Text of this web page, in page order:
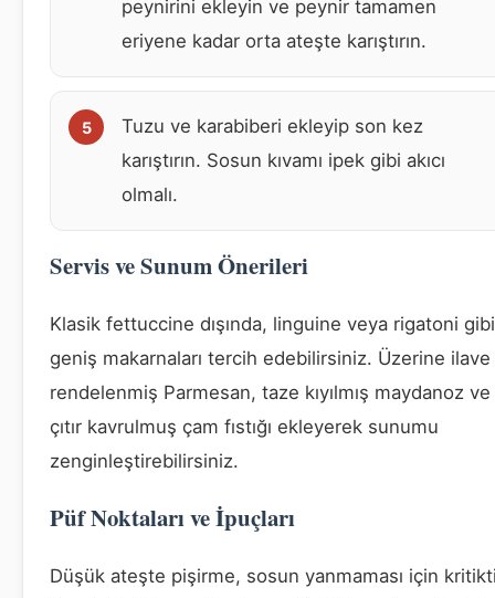
peynirini ekleyin ve peynir tamamen
eriyene kadar orta ateşte karıştırın.
Tuzu ve karabiberi ekleyip son kez
karıştırın. Sosun kıvamı ipek gibi akıcı
olmalı.
Servis ve Sunum Önerileri
Klasik fettuccine dışında, linguine veya rigatoni gibi
geniş makarnaları tercih edebilirsiniz. Üzerine ilave
rendelenmiş Parmesan, taze kıyılmış maydanoz ve
çıtır kavrulmuş çam fıstığı ekleyerek sunumu
zenginleştirebilirsiniz.
Püf Noktaları ve İpuçları
Düşük ateşte pişirme, sosun yanmaması için